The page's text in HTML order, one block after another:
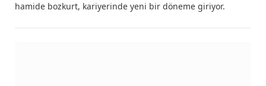
hamide bozkurt, kariyerinde yeni bir döneme giriyor.